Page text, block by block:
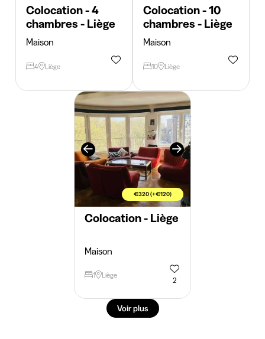
Colocation - 4
chambres - Liège
Maison
4 Liège
Colocation - 10
chambres - Liège
Maison
10 Liège
€320 (+€120)
Colocation - Liège
Maison
1 Liège
2
Voir plus